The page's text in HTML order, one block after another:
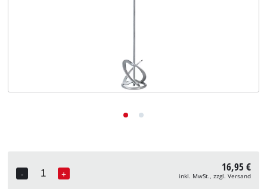
-
Quantity
+ 16,95 €
inkl. MwSt., zzgl. Versand